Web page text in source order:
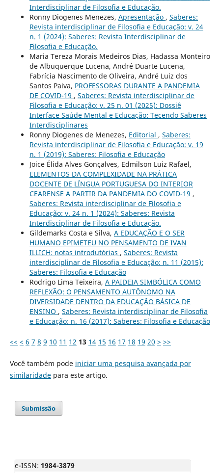
Interdisciplinar de Filosofia e Educação.
Ronny Diogenes Menezes, Apresentação , Saberes:
Revista interdisciplinar de Filosofia e Educação: v. 24
n. 1 (2024): Saberes: Revista Interdisciplinar de
Filosofia e Educação.
Maria Tereza Morais Medeiros Dias, Hadassa Monteiro
de Albuquerque Lucena, André Duarte Lucena,
Fabrícia Nascimento de Oliveira, André Luiz dos
Santos Paiva, PROFESSORAS DURANTE A PANDEMIA
DE COVID-19 , Saberes: Revista interdisciplinar de
Filosofia e Educação: v. 25 n. 01 (2025): Dossiê
Interface Saúde Mental e Educação: Tecendo Saberes
Interdisciplinares
Ronny Diogenes de Menezes, Editorial , Saberes:
Revista interdisciplinar de Filosofia e Educação: v. 19
n. 1 (2019): Saberes: Filosofia e Educação
Joice Élida Alves Gonçalves, Edmilson Luiz Rafael,
ELEMENTOS DA COMPLEXIDADE NA PRÁTICA
DOCENTE DE LÍNGUA PORTUGUESA DO INTERIOR
CEARENSE A PARTIR DA PANDEMIA DO COVID-19 ,
Saberes: Revista interdisciplinar de Filosofia e
Educação: v. 24 n. 1 (2024): Saberes: Revista
Interdisciplinar de Filosofia e Educação.
Gildemarks Costa e Silva, A EDUCAÇÃO E O SER
HUMANO EPIMETEU NO PENSAMENTO DE IVAN
ILLICH: notas introdutórias , Saberes: Revista
interdisciplinar de Filosofia e Educação: n. 11 (2015):
Saberes: Filosofia e Educação
Rodrigo Lima Teixeira, A PAIDEIA SIMBÓLICA COMO
REFLEXÃO: O PENSAMENTO AUTÔNOMO NA
DIVERSIDADE DENTRO DA EDUCAÇÃO BÁSICA DE
ENSINO , Saberes: Revista interdisciplinar de Filosofia
e Educação: n. 16 (2017): Saberes: Filosofia e Educação
<< < 6 7 8 9 10 11 12 13 14 15 16 17 18 19 20 > >>
Você também pode iniciar uma pesquisa avançada por
similaridadepara este artigo.
Submissão
e-ISSN: 1984-3879